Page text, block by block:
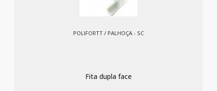
POLIFORTT / PALHOÇA - SC
Fita dupla face